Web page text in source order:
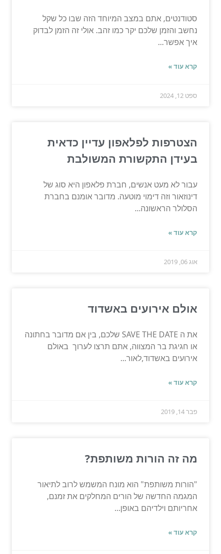
סטודנטים, אתם במצב המיוחד הזה שבו כל שקל
נחשב והזמן שלכם יקר כמו זהב. אולי זה הזמן לבדוק
איך אפשר...
קרא עוד »
ספט 12, 2024
הצטרפות לפלאפון עדיין כדאית
בעידן התקשורת המשולבת
עבור לא מעט אנשים, חברת פלאפון היא סוג של
דינוזאור וזה דימוי מוטעה. מדובר אומנם בחברת
הסלולר הראשונה...
קרא עוד »
אוג 06, 2019
אולם אירועים באשדוד
את ה SAVE THE DATE שלכם, בין אם מדובר בחתונה
או חגיגת בר המצווה, אתם תרצו לערוך באולם
אירועים באשדוד,לאור...
קרא עוד »
פבר 14, 2019
מה זה הורות משותפת?
"הורות משותפת" הוא מונח המשמש לרוב לתיאור
המגמה החדשה של הורים המחלקים את זמנם,
אחריותם וילדיהם באופן...
קרא עוד »